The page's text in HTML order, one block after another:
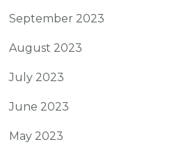
September 2023
August 2023
July 2023
June 2023
May 2023